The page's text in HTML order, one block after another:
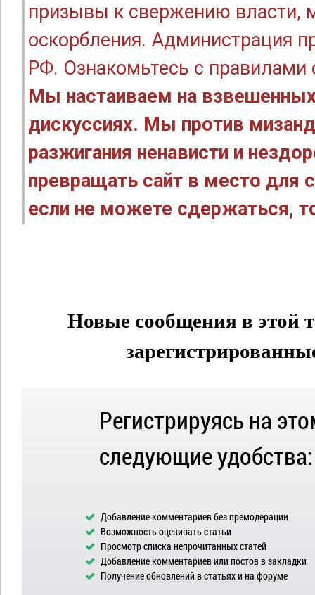
призывы к свержению власти,
оскорбления. Администрация
РФ. Ознакомьтесь с правилами
Мы настаиваем на
дискуссиях. Мы против
разжигания ненависти и
превращать сайт в место для
если не можете сдержаться,
Новые сообщения в этой
Регистрируясь на
следующие удобства:
Добавление комментариев без премодерации
Возможность оценивать статьи
Просмотр списка непрочитанных статей
Добавление комментариев или постов в закладки
Получение обновлений в статьях и на форуме